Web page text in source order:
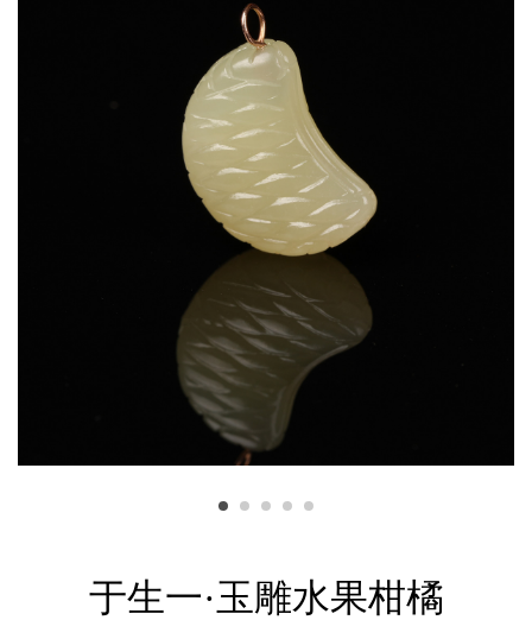
于生一·玉雕水果柑橘